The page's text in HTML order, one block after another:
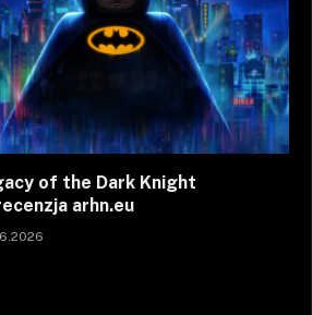
of the Dark Knight
arhn.eu